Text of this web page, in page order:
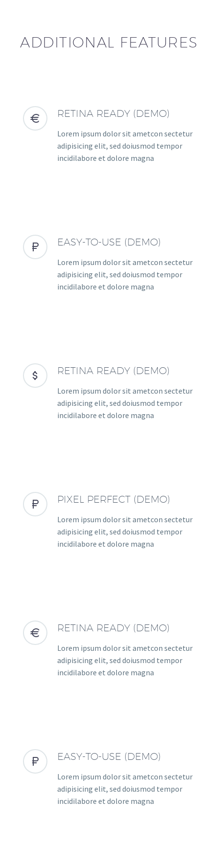
ADDITIONAL FEATURES

 RETINA READY (DEMO)
Lorem ipsum dolor sit ametcon sectetur
adipisicing elit, sed doiusmod tempor
incidilabore et dolore magna

 EASY-TO-USE (DEMO)
Lorem ipsum dolor sit ametcon sectetur
adipisicing elit, sed doiusmod tempor
incidilabore et dolore magna

 RETINA READY (DEMO)
Lorem ipsum dolor sit ametcon sectetur
adipisicing elit, sed doiusmod tempor
incidilabore et dolore magna

 PIXEL PERFECT (DEMO)
Lorem ipsum dolor sit ametcon sectetur
adipisicing elit, sed doiusmod tempor
incidilabore et dolore magna

 RETINA READY (DEMO)
Lorem ipsum dolor sit ametcon sectetur
adipisicing elit, sed doiusmod tempor
incidilabore et dolore magna

 EASY-TO-USE (DEMO)
Lorem ipsum dolor sit ametcon sectetur
adipisicing elit, sed doiusmod tempor
incidilabore et dolore magna